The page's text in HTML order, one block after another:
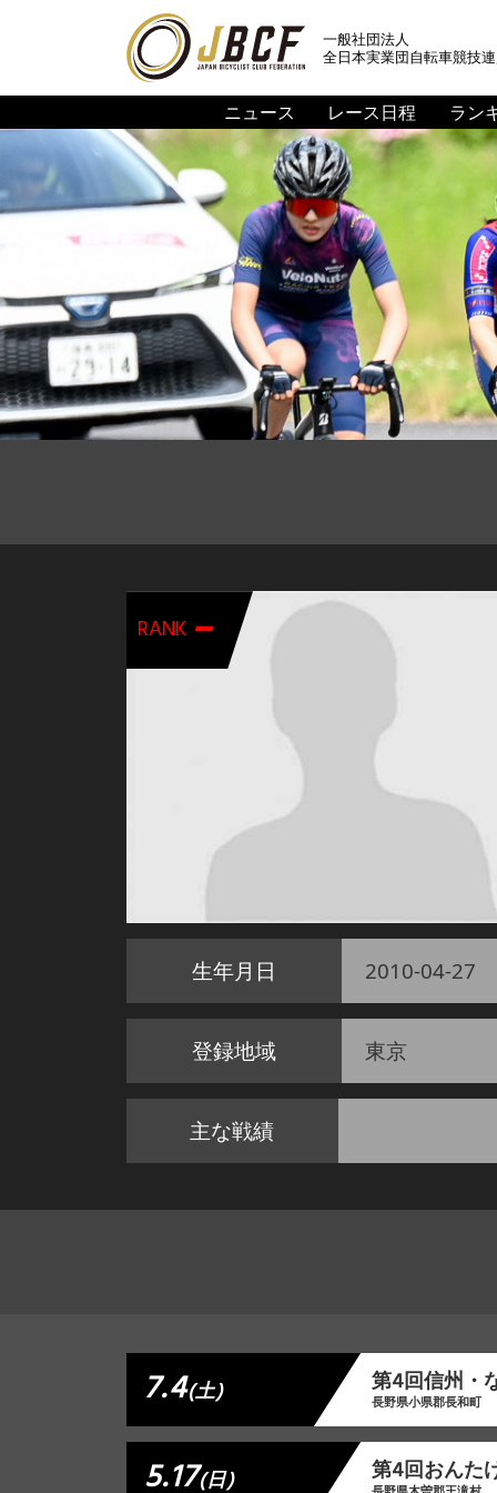
一般社団法人
全日本実業団自転車競技
ニュース レース日程 ラン
RANK-
生年月日 2010-04-27
登録地域 東京
主な戦績
7.4(土) 第4回信州・
長野県小県郡長和町
5.17(日) 第4回おんた